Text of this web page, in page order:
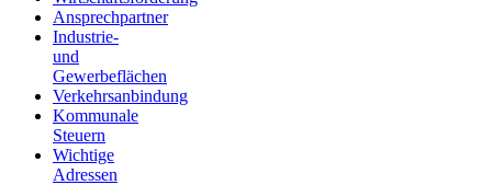
Ansprechpartner
Industrie-
und
Gewerbeflächen
Verkehrsanbindung
Kommunale
Steuern
Wichtige
Adressen